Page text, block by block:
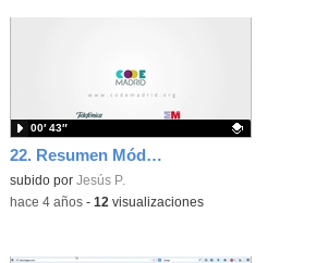
22. Resumen Módulo IV
Contenido educativo.
subido por Jesús P.
00′ 43″
-hace 4 años- 12 visualizaciones